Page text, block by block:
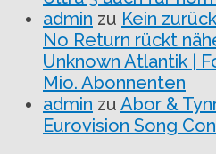
admin zu Kein
No Return rückt
Unknown Atlantik |
Mio. Abonnenten
admin zu Abor &
Eurovision Song